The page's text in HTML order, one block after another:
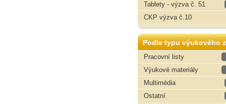
Tablety - výzva č. 51
CKP výzva č.10
Podle typu výukového
Pracovní listy
Výukové materiály
Multimédia
Ostatní